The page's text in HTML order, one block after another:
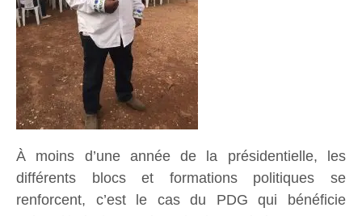
À moins d’une année de la présidentielle, les
différents blocs et formations politiques se
renforcent, c’est le cas du PDG qui bénéficie